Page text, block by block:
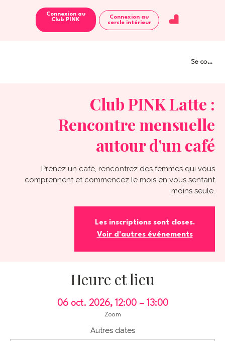
Se
Connexion au
Club PINK
Connexion au
cercle intérieur
Club PINK Latte :
Rencontre mensuelle
autour d'un café
Prenez un café, rencontrez des femmes qui vous
comprennent et commencez le mois en vous sentant
moins seule.
Les inscriptions sont closes.
Voir d'autres événements
Heure et lieu
06 oct. 2026, 12:00 – 13:00
Zoom
Autres dates